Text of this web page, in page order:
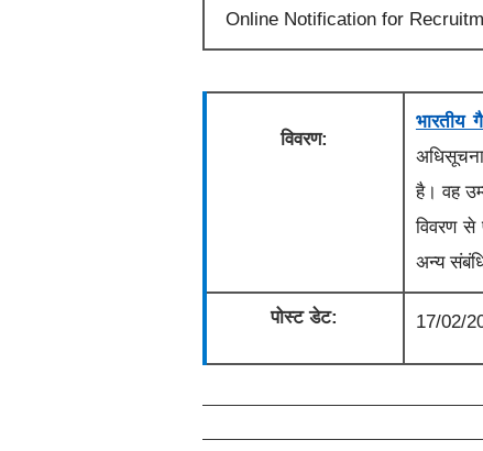
Online Notification for
विवरण:
भारतीय
है।वह
विवरण से
अन्य
पोस्ट डेट: 17/02/